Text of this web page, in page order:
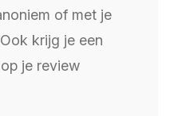
of met je
krijg je een
je review